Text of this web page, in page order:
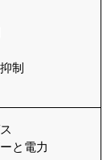
制
と電力